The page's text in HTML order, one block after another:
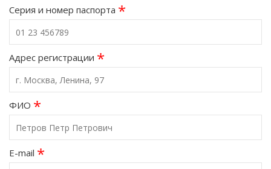
Серия и номер паспорта *
Адрес регистрации *
ФИО *
E-mail *